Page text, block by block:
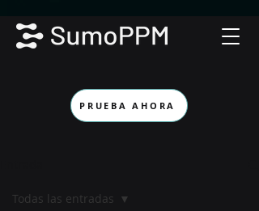
PRUEBA AHORA
Todas las entradas